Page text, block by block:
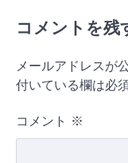
コメントを残
メールアドレスが
付いている欄は必
コメント ※